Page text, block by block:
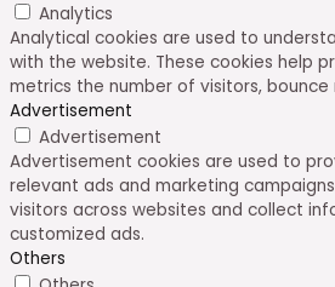
Analytics
Analytical cookies are used to
with the website. These cookies help
metrics the number of visitors,
Advertisement
Advertisement
Advertisement cookies are used to
relevant ads and marketing
visitors across websites and collect
customized ads.
Others